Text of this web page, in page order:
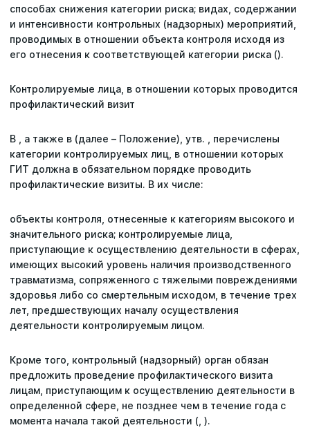
способах снижения категории риска; видах, содержании
и интенсивности контрольных (надзорных) мероприятий,
проводимых в отношении объекта контроля исходя из
его отнесения к соответствующей категории риска ().
Контролируемые лица, в отношении которых проводится
профилактический визит
В , а также в (далее – Положение), утв. , перечислены
категории контролируемых лиц, в отношении которых
ГИТ должна в обязательном порядке проводить
профилактические визиты. В их числе:
объекты контроля, отнесенные к категориям высокого и
значительного риска; контролируемые лица,
приступающие к осуществлению деятельности в сферах,
имеющих высокий уровень наличия производственного
травматизма, сопряженного с тяжелыми повреждениями
здоровья либо со смертельным исходом, в течение трех
лет, предшествующих началу осуществления
деятельности контролируемым лицом.
Кроме того, контрольный (надзорный) орган обязан
предложить проведение профилактического визита
лицам, приступающим к осуществлению деятельности в
определенной сфере, не позднее чем в течение года с
момента начала такой деятельности (, ).